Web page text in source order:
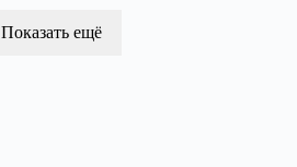
Показать ещё